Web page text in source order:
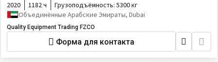
2020 1182 ч Грузоподъёмность: 5300 кг
Объединённые Арабские Эмираты, Dubai
Quality Equipment Trading FZCO
Форма для контакта